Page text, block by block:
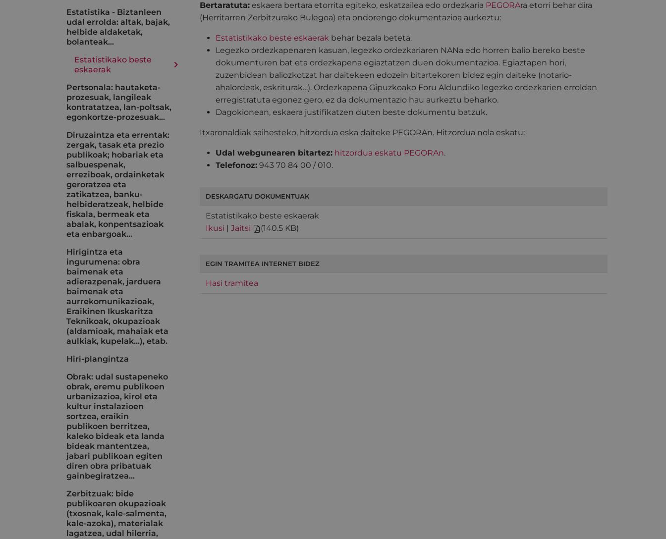
Bertaratuta: eskaera bertara etorrita egiteko, eskatzailea edo ordezkaria PEGORAra etorri behar dira
(Herritarren Zerbitzurako Bulegoa) eta ondorengo dokumentazioa aurkeztu:
Estatistikako beste eskaerak behar bezala beteta.
Legezko ordezkapenaren kasuan, legezko ordezkariaren NANa edo horren balio bereko beste
dokumenturen bat eta ordezkapena egiaztatzen duen dokumentazioa. Egiaztapen hori,
zuzenbidean baliozkotzat har daitekeen edozein bitartekoren bidez egin daiteke (notario-
ahalordeak, eskriturak…). Ordezkapena Gipuzkoako Foru Aldundiko legezko ordezkarien erroldan
erregistratuta egonez gero, ez da dokumentazio hau aurkeztu beharko.
Dagokionean, eskaera justifikatzen duten beste dokumentu batzuk.
Itxaronaldiak saihesteko, hitzordua eska daiteke PEGORAn. Hitzordua nola eskatu:
Udal webgunearen bitartez: hitzordua eskatu PEGORAn.
Telefonoz: 943 70 84 00 / 010.
DESKARGATU DOKUMENTUAK
Estatistikako beste eskaerak
Ikusi | Jaitsi (140.5 KB)
EGIN TRAMITEA INTERNET BIDEZ
Hasi tramitea
Estatistika - Biztanleen
udal errolda: altak, bajak,
helbide aldaketak,
bolanteak...
Estatistikako beste
eskaerak
Pertsonala: hautaketa-
prozesuak, langileak
kontratatzea, lan-poltsak,
egonkortze-prozesuak...
Diruzaintza eta errentak:
zergak, tasak eta prezio
publikoak; hobariak eta
salbuespenak,
erreziboak, ordainketak
geroratzea eta
zatikatzea, banku-
helbideratzeak, helbide
fiskala, bermeak eta
abalak, konpentsazioak
eta enbargoak…
Hirigintza eta
ingurumena: obra
baimenak eta
adierazpenak, jarduera
baimenak eta
aurrekomunikazioak,
Eraikinen Ikuskaritza
Teknikoak, okupazioak
(aldamioak, mahaiak eta
aulkiak, kupelak...), etab.
Hiri-plangintza
Obrak: udal sustapeneko
obrak, eremu publikoen
urbanizazioa, kirol eta
kultur instalazioen
sortzea, eraikin
publikoen berritzea,
kaleko bideak eta landa
bideak mantentzea,
jabari publikoan egiten
diren obra pribatuak
gainbegiratzea…
Zerbitzuak: bide
publikoaren okupazioak
(txosnak, kale-salmenta,
kale-azoka), materialak
lagatzea, udal hilerria,